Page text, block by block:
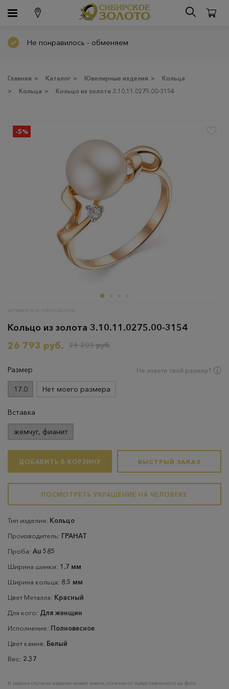
Не понравилось - обменяем
Главная > Каталог > Ювелирные изделия >
Кольца
>
Кольца > Кольцо из золота 3.10.11.0275.00-3154
-5%
АРТИКУЛ: 3.10.11.0275.00-3154
Кольцо из золота 3.10.11.0275.00-3154
26 793 руб.
28 203 руб.
Размер Не знаете свой размер?
17.0 Нет моего размера
Вставка
жемчуг, фианит
ДОБАВИТЬ В КОРЗИНУ БЫСТРЫЙ ЗАКАЗ
ПОСМОТРЕТЬ УКРАШЕНИЕ НА ЧЕЛОВЕКЕ
Тип изделия: Кольцо
Производитель: ГРАНАТ
Проба: Au 585
Ширина шинки: 1.7 мм
Ширина кольца: 8.5 мм
Цвет Металла: Красный
Для кого: Для женщин
Исполнение: Полновесное
Цвет камня: Белый
Вес: 2.37
В редких случаях изделие может иметь отличие от представленного на фото